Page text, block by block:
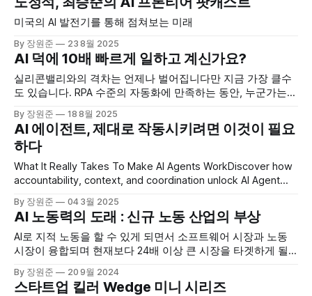
미국의 AI 발전기를 통해 점쳐보는 미래
By 장원준 23 8월 2025
AI 덕에 10배 빠르게 일하고 계신가요?
실리콘밸리와의 격차는 언제나 벌어집니다만 지금 가장 클수
도 있습니다. RPA 수준의 자동화에 만족하는 동안, 누군가는
By 장원준 18 8월 2025
AI 에이전트, 제대로 작동시키려면 이것이 필요
하다
What It Really Takes To Make AI Agents WorkDiscover how
accountability, context, and coordination unlock AI Agent
implementation for next-wave automation.NFX AI를 고용하
여 바로 비즈니스화 하여 가치를 내기 위해선 아직 갈길이 있
는데 그 문제점을 4가지로 정리한 아티클입니다. 1. The
Accountability Layer
By 장원준 04 3월 2025
AI 노동력의 도래 : 신규 노동 산업의 부상
AI로 지적 노동을 할 수 있게 되면서 소프트웨어 시장과 노동
시장이 융합되며 현재보다 24배 이상 큰 시장을 타겟하게 될
By 장원준 20 9월 2024
스타트업 킬러 Wedge 미니 시리즈